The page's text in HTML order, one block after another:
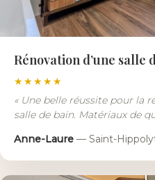
Rénovation d’une salle
★★★★★
« Une belle réussite pour la
salle de bain. Matériaux de
Anne-Laure — Saint-